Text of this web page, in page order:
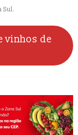
Sul.
vinhos de